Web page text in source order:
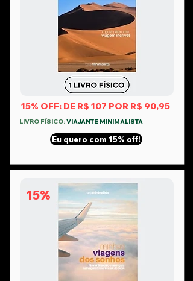
15% OFF: DE R$ 107 POR R$ 90,95
LIVRO FÍSICO:VIAJANTE MINIMALISTA
Eu quero com 15% off!
15%